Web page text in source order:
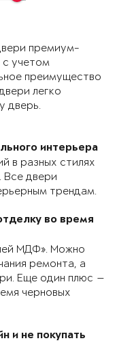
премиум-
с учетом
преимущество
легко
дверь.
интерьера
в разных стилях
Все двери
трендам.
во время
МДФ». Можно
ремонта, а
Еще один плюс —
черновых
и не покупать